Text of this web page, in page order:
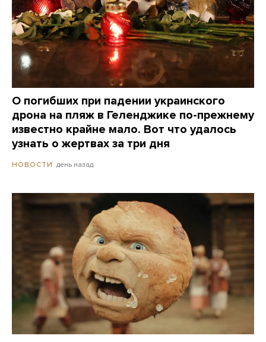
О погибших при падении украинского
дрона на пляж в Геленджике по-прежнему
известно крайне мало. Вот что удалось
узнать о жертвах за три дня
НОВОСТИ день назад